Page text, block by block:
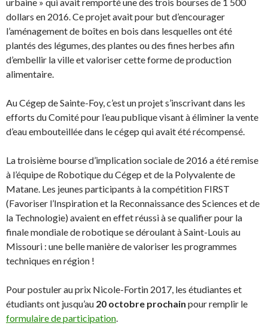
dollars en 2016. Ce projet avait pour but d’encourager
l’aménagement de boîtes en bois dans lesquelles ont été
plantés des légumes, des plantes ou des fines herbes afin
d’embellir la ville et valoriser cette forme de production
alimentaire.
Au Cégep de Sainte-Foy, c’est un projet s’inscrivant dans les
efforts du Comité pour l’eau publique visant à éliminer la vente
d’eau embouteillée dans le cégep qui avait été récompensé.
La troisième bourse d’implication sociale de 2016 a été remise
à l’équipe de Robotique du Cégep et de la Polyvalente de
Matane. Les jeunes participants à la compétition FIRST
(Favoriser l’Inspiration et la Reconnaissance des Sciences et de
la Technologie) avaient en effet réussi à se qualifier pour la
finale mondiale de robotique se déroulant à Saint-Louis au
Missouri : une belle manière de valoriser les programmes
techniques en région !
Pour postuler au prix Nicole-Fortin 2017, les étudiantes et
étudiants ont jusqu’au 20 octobre prochain pour remplir le
formulaire de participation